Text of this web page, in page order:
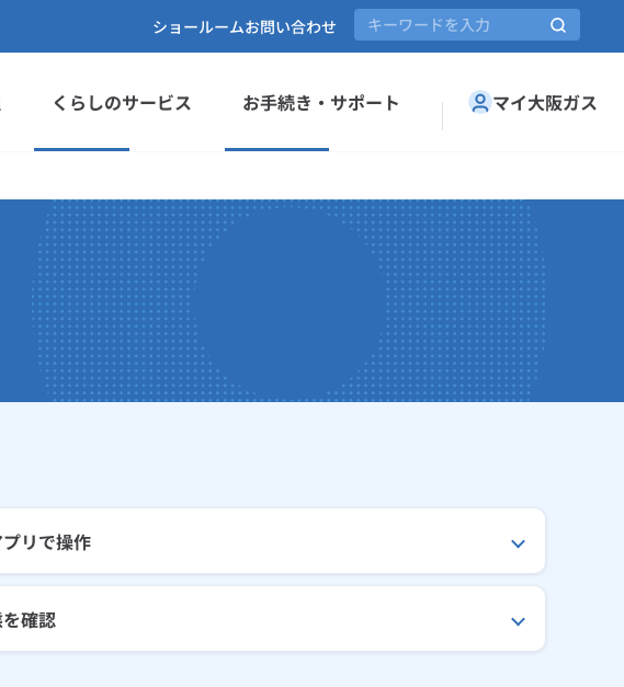
くらしのサービス お手続き・サポート マイ大阪ガス
ショールームお問い合わせ
リで操作
確認